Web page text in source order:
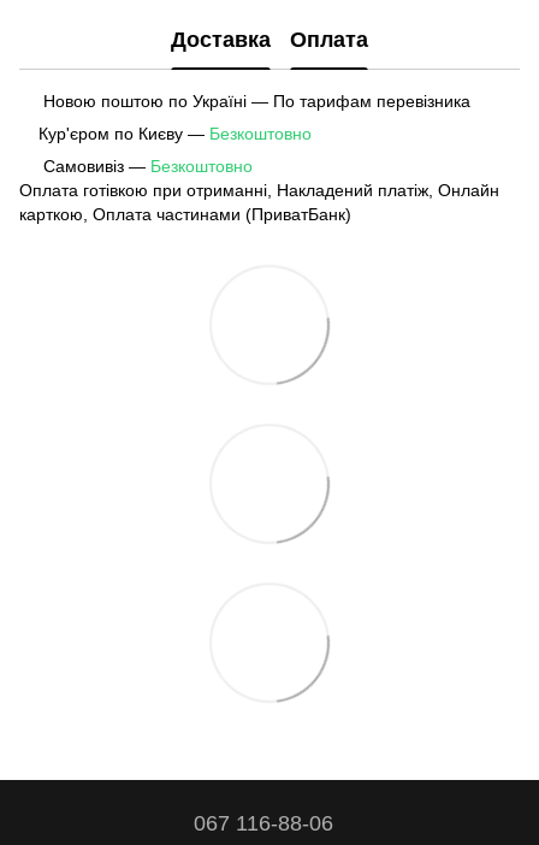
Доставка Оплата
Новою поштою по Україні — По тарифам перевізника
Кур'єром по Києву — Безкоштовно
Самовивіз — Безкоштовно
Оплата готівкою при отриманні, Накладений платіж, Онлайн
карткою, Оплата частинами (ПриватБанк)
067 116-88-06